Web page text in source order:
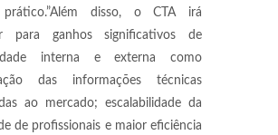
disso, o CTA irá
para ganhos significativos de
interna e externa como
das informações técnicas
ao mercado; escalabilidade da
de profissionais e maior eficiência